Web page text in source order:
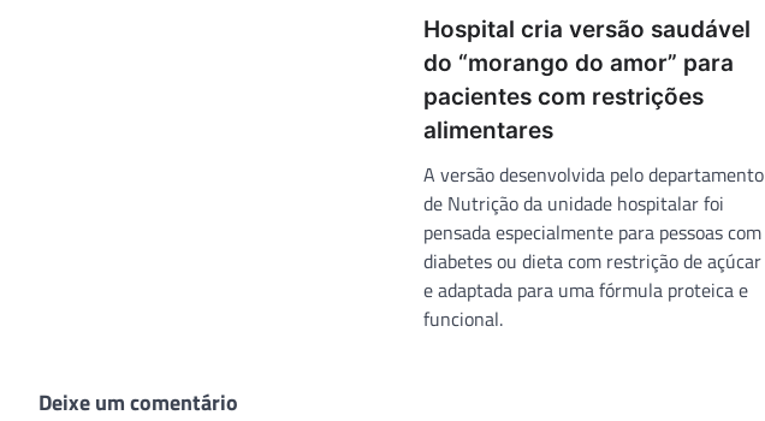
Hospital cria versão saudável
do “morango do amor” para
pacientes com restrições
alimentares
A versão desenvolvida pelo departamento
de Nutrição da unidade hospitalar foi
pensada especialmente para pessoas com
diabetes ou dieta com restrição de açúcar
e adaptada para uma fórmula proteica e
funcional.
Deixe um comentário